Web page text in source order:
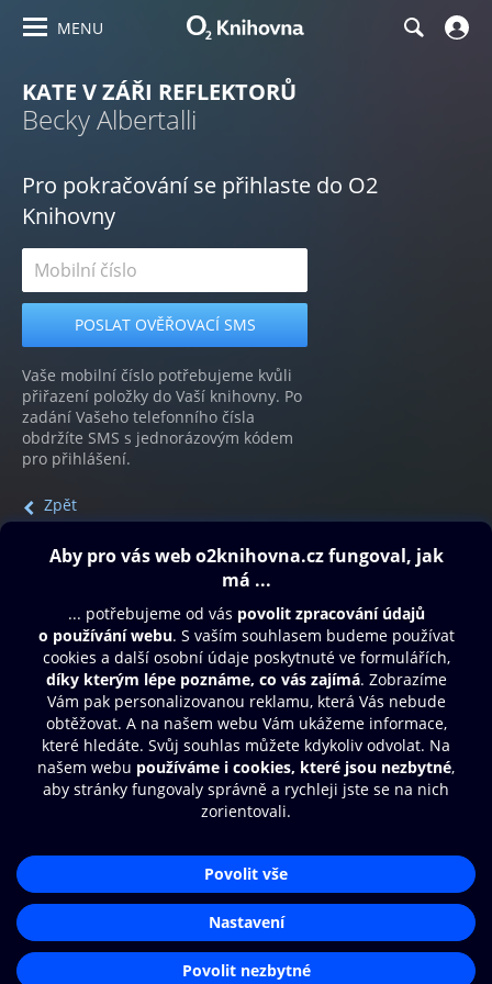
MENU
KATE V ZÁŘI REFLEKTORŮ
Becky Albertalli
Pro pokračování se přihlaste do O2
Knihovny
Vaše mobilní číslo potřebujeme kvůli
přiřazení položky do Vaší knihovny. Po
zadání Vašeho telefonního čísla
obdržíte SMS s jednorázovým kódem
pro přihlášení.
Zpět
Obsah ke stažení
Moje O2 Knihovna
Další zábava
© O2 Czech Republic a.s.
Přístupnost
Zásady zpracování osobních údajů
Nastavení cookies
Aplikace O2 Knihovna
Čti a poslouchej své e-knihy a
audioknihy rychleji a pohodlněji.